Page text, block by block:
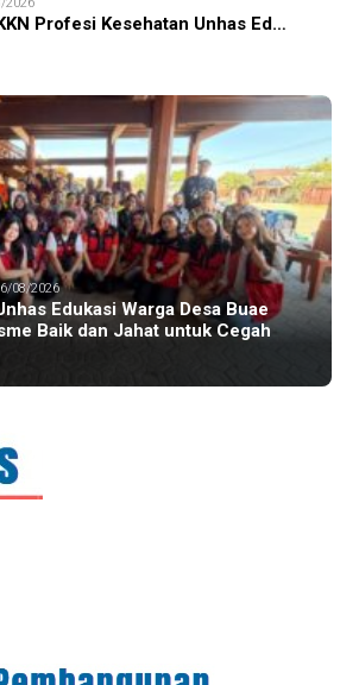
Profesi Kesehatan Unhas Ed…
08/2026
Edukasi Warga Desa Buae
Baik dan Jahat untuk Cegah
ICMI: Perencanaan Pembangunan